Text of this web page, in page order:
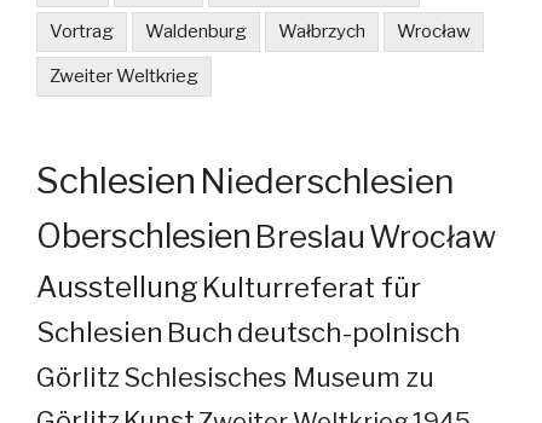
Vortrag Waldenburg Wałbrzych Wrocław
Zweiter Weltkrieg
Schlesien Niederschlesien
Oberschlesien Breslau Wrocław
Ausstellung Kulturreferat für
Schlesien Buch deutsch-polnisch
GörlitzSchlesisches Museum zu